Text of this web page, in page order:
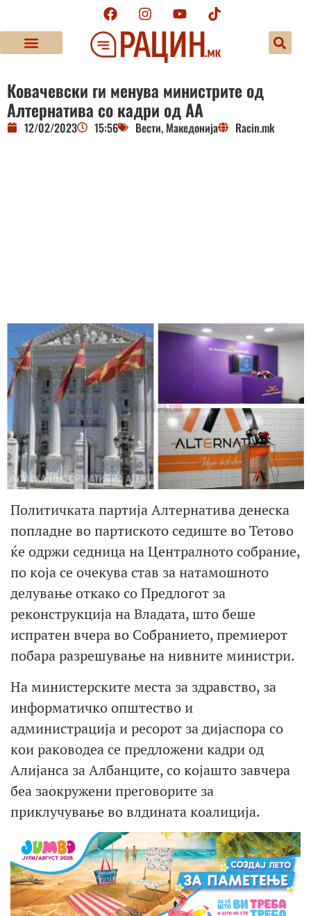
Ковачевски ги менува министрите од
Алтернатива со кадри од АА
12/02/2023 15:56 Вести, Македонија Racin.mk
Политичката партија Алтернатива денеска
попладне во партиското седиште во Тетово
ќе одржи седница на Централното собрание,
по која се очекува став за натамошното
делување откако со Предлогот за
реконструкција на Владата, што беше
испратен вчера во Собранието, премиерот
побара разрешување на нивните министри.
На министерските места за здравство, за
информатичко општество и
администрација и ресорот за дијаспора со
кои раководеа се предложени кадри од
Алијанса за Албанците, со којашто завчера
беа заокружени преговорите за
приклучување во влдината коалиција.